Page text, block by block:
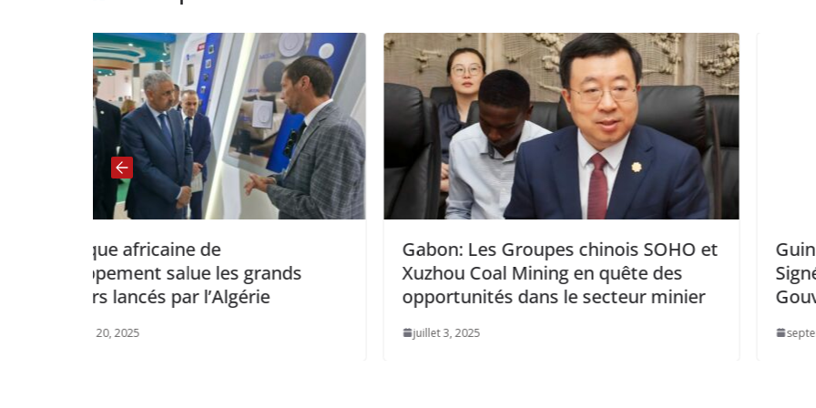
les grands
Gabon: Les Groupes chinois SOHO et
Xuzhou Coal Mining en quête des
opportunités dans le secteur minier
Guinée Équatoriale|GAZ :
Signé un Nouvel Accord avec
Gouvernement.